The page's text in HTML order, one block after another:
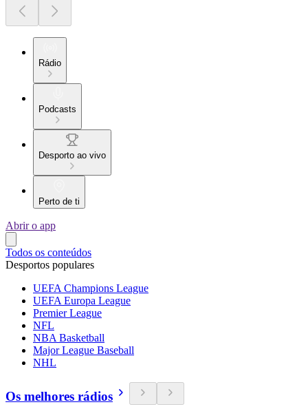
Rádio
Podcasts
Desporto ao vivo
Perto de ti
Abrir o app
Todos os conteúdos
Desportos populares
UEFA Champions League
UEFA Europa League
Premier League
NFL
NBA Basketball
Major League Baseball
NHL
Os melhores rádios